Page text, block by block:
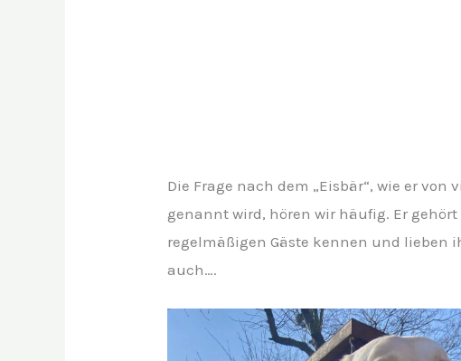
Die Frage nach dem „Eisbär“, wie er von
genannt wird, hören wir häufig. Er
regelmäßigen Gäste kennen und lieben
auch….